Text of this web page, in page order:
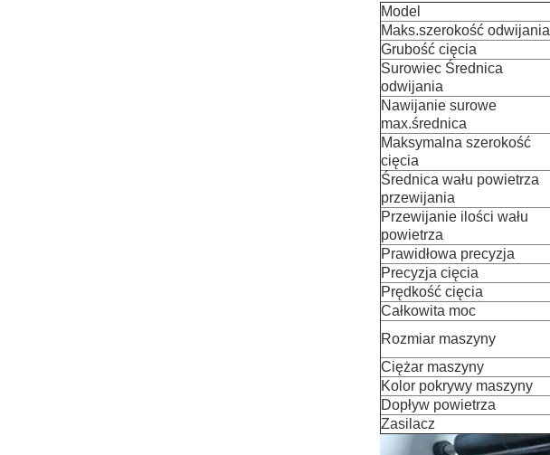
Model
Maks.szerokość odwijania
Grubość cięcia
Surowiec Średnica
odwijania
Nawijanie surowe
max.średnica
Maksymalna szerokość
cięcia
Średnica wału powietrza
przewijania
Przewijanie ilości wału
powietrza
Prawidłowa precyzja
Precyzja cięcia
Prędkość cięcia
Całkowita moc
Rozmiar maszyny
Ciężar maszyny
Kolor pokrywy maszyny
Dopływ powietrza
Zasilacz